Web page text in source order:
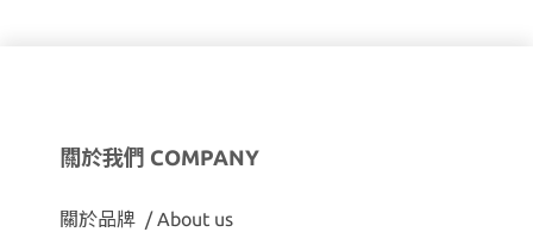
關於我們 COMPANY
關於品牌 / About us